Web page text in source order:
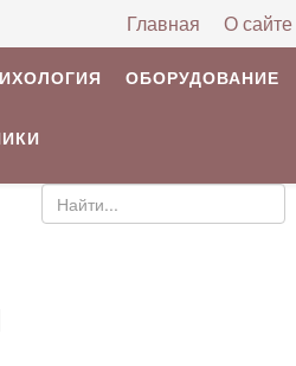
О сайте
Главная
ОБОРУДОВАНИЕ